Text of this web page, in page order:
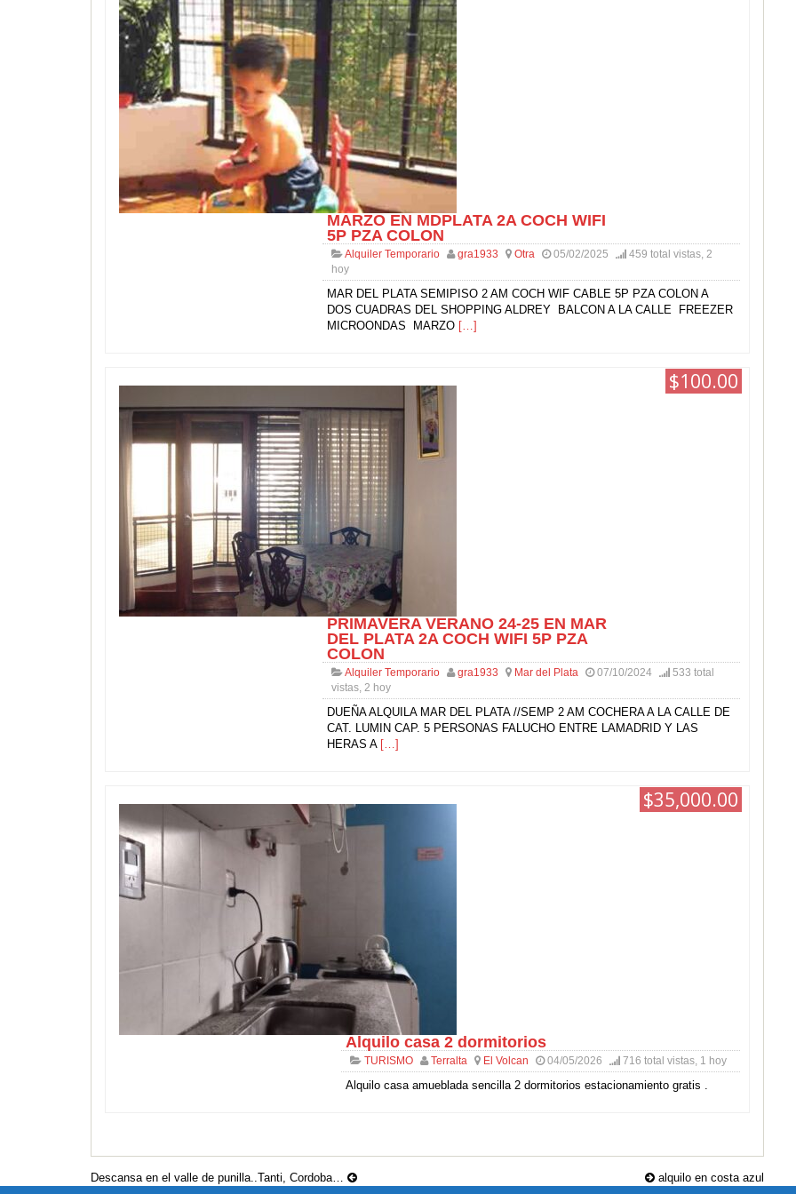
MARZO EN MDPLATA 2A COCH WIFI
5P PZA COLON
Alquiler Temporario gra1933 Otra 05/02/2025
459 total vistas, 2
hoy
MAR DEL PLATA SEMIPISO 2 AM COCH WIF CABLE 5P PZA COLON A
DOS CUADRAS DEL SHOPPING ALDREY BALCON A LA CALLE FREEZER
MICROONDAS MARZO […]
$100.00
PRIMAVERA VERANO 24-25 EN MAR
DEL PLATA 2A COCH WIFI 5P PZA
COLON
Alquiler Temporario gra1933 Mar del Plata 07/10/2024
533 total
vistas, 2 hoy
DUEÑA ALQUILA MAR DEL PLATA //SEMP 2 AM COCHERA A LA CALLE DE
CAT. LUMIN CAP. 5 PERSONAS FALUCHO ENTRE LAMADRID Y LAS
HERAS A […]
$35,000.00
Alquilo casa 2 dormitorios
TURISMO Terralta El Volcan 04/05/2026 716 total vistas, 1 hoy
Alquilo casa amueblada sencilla 2 dormitorios estacionamiento gratis .
Descansa en el valle de punilla..Tanti, Cordoba… alquilo en costa azul